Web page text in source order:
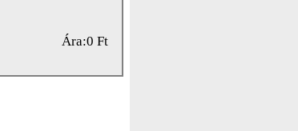
Ára:0 Ft